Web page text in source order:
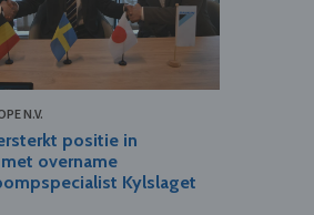
N.V.
positie in
overname
Kylslaget